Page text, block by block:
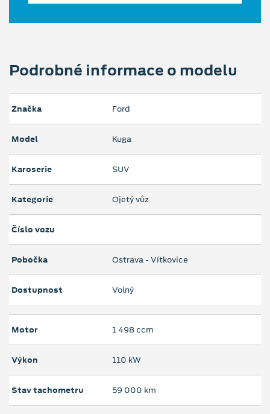
Podrobné informace o modelu
Značka Ford
Model Kuga
Karoserie SUV
Kategorie Ojetý vůz
Číslo vozu
Pobočka Ostrava - Vítkovice
Dostupnost Volný
Motor 1 498 ccm
Výkon 110 kW
Stav tachometru 59 000 km